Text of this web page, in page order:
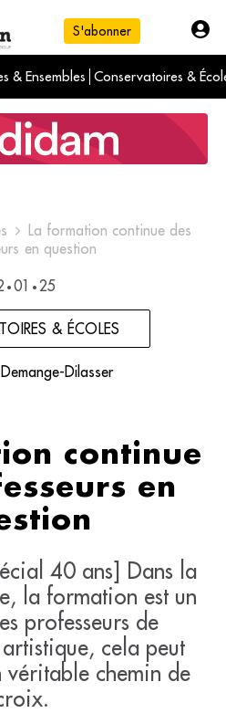
S'abonner
& Ensembles Conservatoires &
du jour
du mois
La formation continue des
en question
• 01 • 25
& ÉCOLES
Dilasser
continue
en
40 ans] Dans la
la formation est un
professeurs de
artistique, cela peut
véritable chemin de